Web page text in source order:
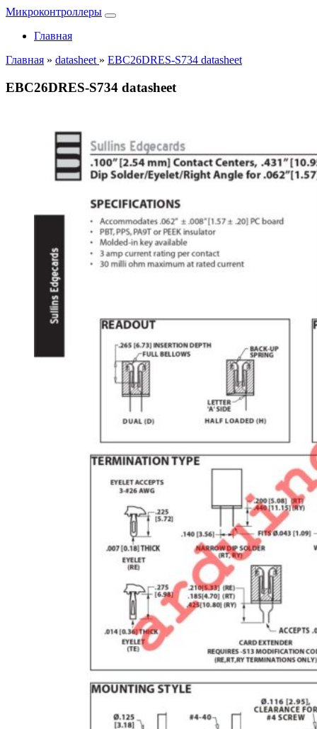
Микроконтроллеры
Главная
Главная » datasheet » EBC26DRES-S734 datasheet
EBC26DRES-S734 datasheet